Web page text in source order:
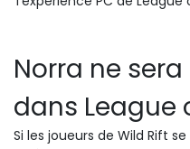
Norra ne
dans League
Si les joueurs de Wild Rift